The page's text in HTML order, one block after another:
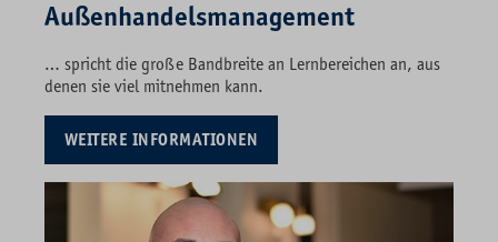
Außenhandelsmanagement
… spricht die große Bandbreite an Lernbereichen an, aus
denen sie viel mitnehmen kann.
WEITERE INFORMATIONEN